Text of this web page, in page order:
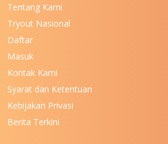
UNIVERSITAS NEGERI KHAIRUN
UNIVERSITAS NEGERI MANADO
UNIVERSITAS NEGERI MEDAN
UNIVERSITAS NEGERI PADANG
Tentang Kami
Tryout Nasional
Daftar
Masuk
Kontak Kami
Syarat dan Ketentuan
Kebijakan Privasi
Berita Terkini